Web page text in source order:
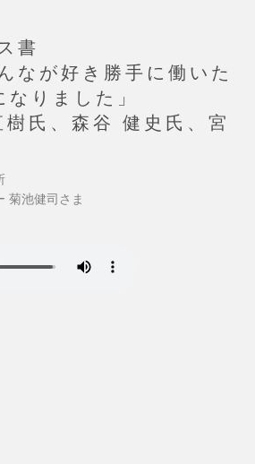
書
なが好き勝手に働いた
りました」
氏、森谷 健史氏、宮
菊池健司さま